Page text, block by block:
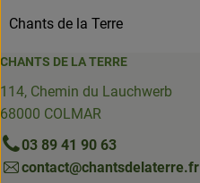
Chants de la Terre
CHANTS DE LA TERRE
114, Chemin du Lauchwerb
68000 COLMAR
03 89 41 90 63
contact@chantsdelaterre.fr